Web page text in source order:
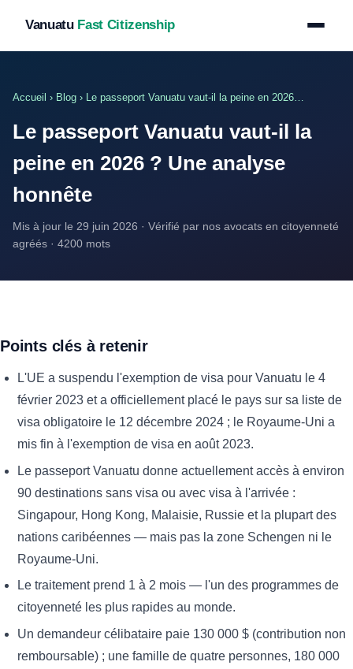
Vanuatu Fast Citizenship
Accueil › Blog › Le passeport Vanuatu vaut-il la peine en 2026…
Le passeport Vanuatu vaut-il la
peine en 2026 ? Une analyse
honnête
Mis à jour le 29 juin 2026 · Vérifié par nos avocats en citoyenneté
agréés · 4200 mots
Points clés à retenir
L'UE a suspendu l'exemption de visa pour Vanuatu le 4
février 2023 et a officiellement placé le pays sur sa liste de
visa obligatoire le 12 décembre 2024 ; le Royaume-Uni a
mis fin à l'exemption de visa en août 2023.
Le passeport Vanuatu donne actuellement accès à environ
90 destinations sans visa ou avec visa à l'arrivée :
Singapour, Hong Kong, Malaisie, Russie et la plupart des
nations caribéennes — mais pas la zone Schengen ni le
Royaume-Uni.
Le traitement prend 1 à 2 mois — l'un des programmes de
citoyenneté les plus rapides au monde.
Un demandeur célibataire paie 130 000 $ (contribution non
remboursable) ; une famille de quatre personnes, 180 000